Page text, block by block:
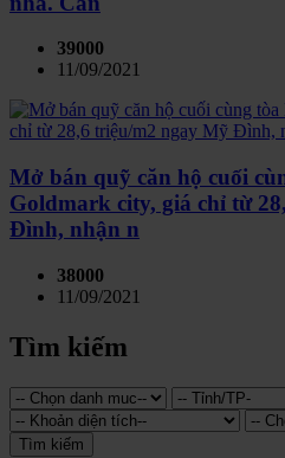
39000
11/09/2021
Mở bán quỹ căn hộ cuối
Goldmark city, giá chỉ từ
Đình, nhận n
38000
11/09/2021
Tìm kiếm
Tìm kiếm